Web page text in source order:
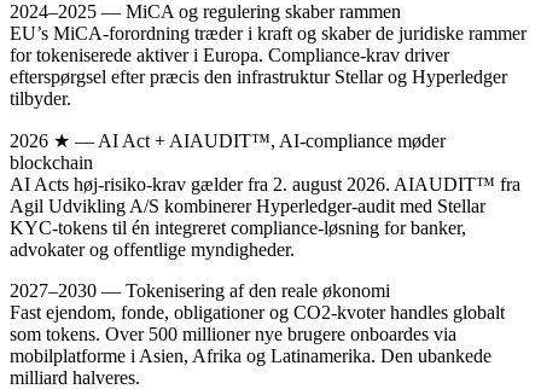
2024–2025 — MiCA og regulering skaber rammen
EU’s MiCA-forordning træder i kraft og skaber de juridiske rammer
for tokeniserede aktiver i Europa. Compliance-krav driver
efterspørgsel efter præcis den infrastruktur Stellar og Hyperledger
tilbyder.
2026 ★ — AI Act + AIAUDIT™, AI-compliance møder
blockchain
AI Acts høj-risiko-krav gælder fra 2. august 2026. AIAUDIT™ fra
Agil Udvikling A/S kombinerer Hyperledger-audit med Stellar
KYC-tokens til én integreret compliance-løsning for banker,
advokater og offentlige myndigheder.
2027–2030 — Tokenisering af den reale økonomi
Fast ejendom, fonde, obligationer og CO2-kvoter handles globalt
som tokens. Over 500 millioner nye brugere onboardes via
mobilplatforme i Asien, Afrika og Latinamerika. Den ubankede
milliard halveres.